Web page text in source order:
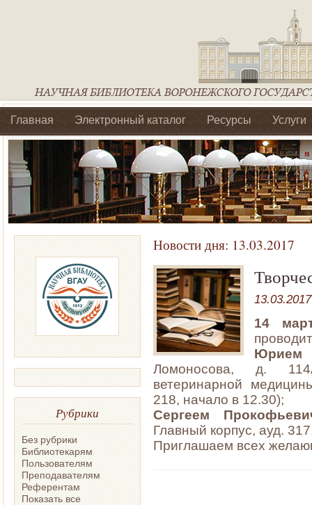
Главная Электронный каталог Ресурсы Услуги
Библиотеки регионального отделения Ассоциации
Рубрики
Без рубрики
Библиотекарям
Пользователям
Преподавателям
Референтам
Показать все
Новости дня: 13.03.2017
13.03.2017
14
Юрием
Ломоносова, д.
ветеринарной
218, начало в 12.30);
Сергеем
Главный корпус, ауд.
Приглашаем всех